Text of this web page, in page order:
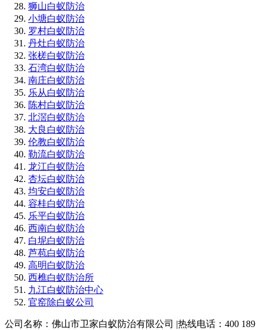
狮山白蚁防治
小塘白蚁防治
罗村白蚁防治
丹灶白蚁防治
张槎白蚁防治
石湾白蚁防治
南庄白蚁防治
乐从白蚁防治
陈村白蚁防治
北滘白蚁防治
大良白蚁防治
伦教白蚁防治
勒流白蚁防治
龙江白蚁防治
杏坛白蚁防治
均安白蚁防治
容桂白蚁防治
乐平白蚁防治
西南白蚁防治
白坭白蚁防治
芦苞白蚁防治
高明白蚁防治
西樵白蚁防治所
九江白蚁防治中心
官窑除白蚁公司
公司名称：佛山市卫家白蚁防治有限公司 |热线电话：400 189